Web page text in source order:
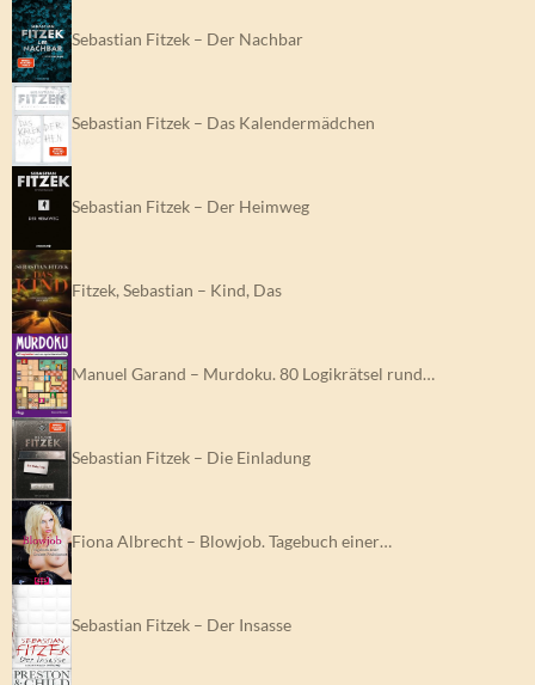
Sebastian Fitzek – Der Nachbar
Sebastian Fitzek – Das Kalendermädchen
Sebastian Fitzek – Der Heimweg
Fitzek, Sebastian – Kind, Das
Manuel Garand – Murdoku. 80 Logikrätsel rund…
Sebastian Fitzek – Die Einladung
Fiona Albrecht – Blowjob. Tagebuch einer…
Sebastian Fitzek – Der Insasse